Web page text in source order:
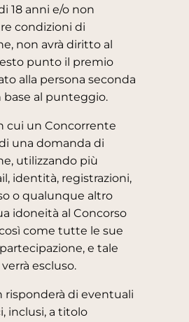
18 anni e/o non
condizioni di
non avrà diritto al
punto il premio
alla persona seconda
base al punteggio.
cui un Concorrente
una domanda di
utilizzando più
identità, registrazioni,
o qualunque altro
idoneità al Concorso
come tutte le sue
e tale
escluso.
risponderà di eventuali
inclusi, a titolo